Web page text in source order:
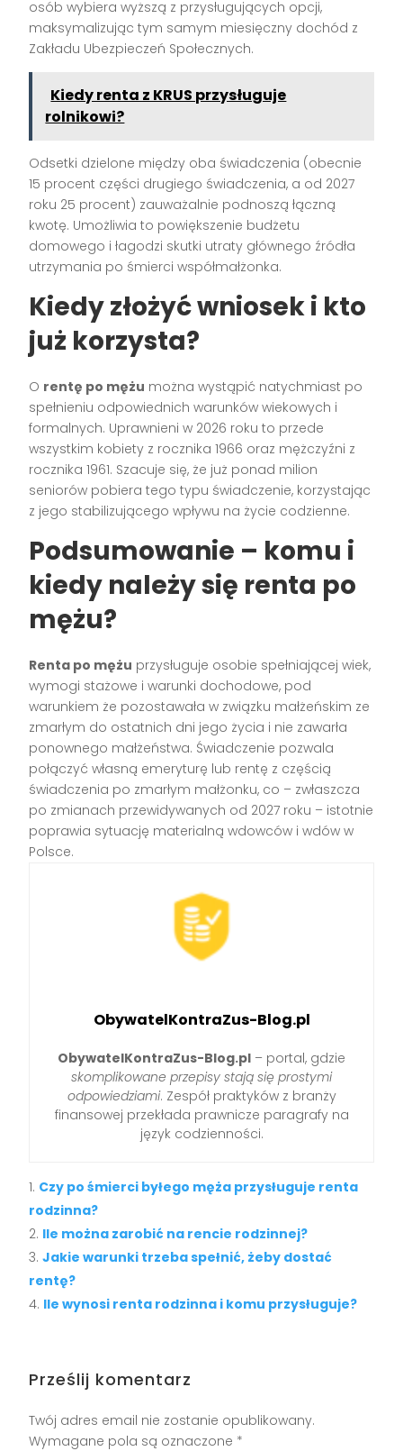
osób wybiera wyższą z przysługujących opcji,
maksymalizując tym samym miesięczny dochód z
Zakładu Ubezpieczeń Społecznych.
Kiedy renta z KRUS przysługuje
rolnikowi?
Odsetki dzielone między oba świadczenia (obecnie
15 procent części drugiego świadczenia, a od 2027
roku 25 procent) zauważalnie podnoszą łączną
kwotę. Umożliwia to powiększenie budżetu
domowego i łagodzi skutki utraty głównego źródła
utrzymania po śmierci współmałżonka.
Kiedy złożyć wniosek i kto
już korzysta?
O rentę po mężu można wystąpić natychmiast po
spełnieniu odpowiednich warunków wiekowych i
formalnych. Uprawnieni w 2026 roku to przede
wszystkim kobiety z rocznika 1966 oraz mężczyźni z
rocznika 1961. Szacuje się, że już ponad milion
seniorów pobiera tego typu świadczenie, korzystając
z jego stabilizującego wpływu na życie codzienne.
Podsumowanie – komu i
kiedy należy się renta po
mężu?
Renta po mężu przysługuje osobie spełniającej wiek,
wymogi stażowe i warunki dochodowe, pod
warunkiem że pozostawała w związku małżeńskim ze
zmarłym do ostatnich dni jego życia i nie zawarła
ponownego małżeństwa. Świadczenie pozwala
połączyć własną emeryturę lub rentę z częścią
świadczenia po zmarłym małżonku, co – zwłaszcza
po zmianach przewidywanych od 2027 roku – istotnie
poprawia sytuację materialną wdowców i wdów w
Polsce.
ObywatelKontraZus-Blog.pl
ObywatelKontraZus-Blog.pl – portal, gdzie
skomplikowane przepisy stają się prostymi
odpowiedziami. Zespół praktyków z branży
finansowej przekłada prawnicze paragrafy na
język codzienności.
Czy po śmierci byłego męża przysługuje renta
rodzinna?
Ile można zarobić na rencie rodzinnej?
Jakie warunki trzeba spełnić, żeby dostać
rentę?
Ile wynosi renta rodzinna i komu przysługuje?
Prześlij komentarz
Twój adres email nie zostanie opublikowany.
Wymagane pola są oznaczone *